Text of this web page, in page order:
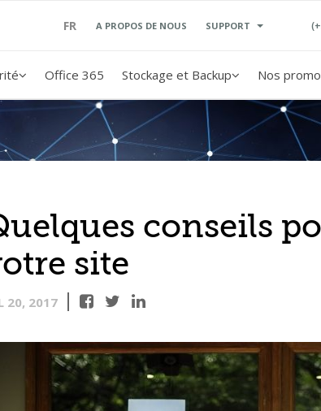
FR A PROPOS DE NOUS SUPPORT
Office 365 Stockage et Backup Nos
conseils
site
20, 2017